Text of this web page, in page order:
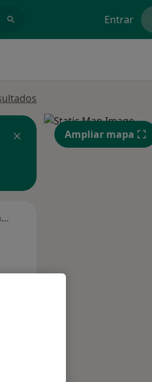
Entrar
Segunda-feira
Ampliar mapa